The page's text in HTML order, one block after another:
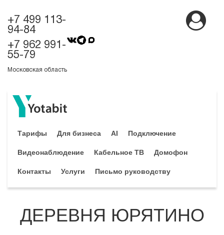
+7 499 113-
94-84
+7 962 991-
55-79
Московская область
Тарифы Для бизнеса AI Подключение
Видеонаблюдение Кабельное ТВ Домофон
Контакты Услуги Письмо руководству
ДЕРЕВНЯ ЮРЯТИНО